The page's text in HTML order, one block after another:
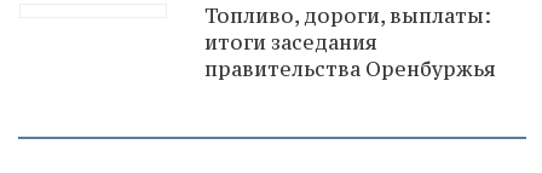
Топливо, дороги, выплаты:
итоги заседания
правительства Оренбуржья